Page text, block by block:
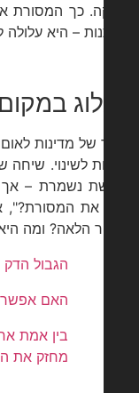
כך המסורת איננה
– היא עלולה
במקום
של מדינות לאום
לשינוי. שיחה שבה
נשמרת – אך גם
המסורת?", אולי
הלאה? ומה היא
הגבול הדק בין
האם אפשר
בין אמת אחת
מחזק את